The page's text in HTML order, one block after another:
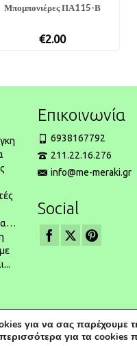
Μπομπονιέρες ΠΑ115-Β
€2.00
Επικοινωνία
6938167792
211.22.16.276
info@me-meraki.gr
Social
- Powered bykapaweb
για να σας παρέχουμε
για τα